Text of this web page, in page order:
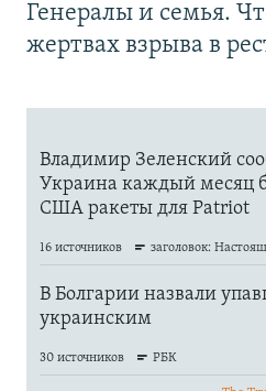
Генералы и семья.
жертвах взрыва в